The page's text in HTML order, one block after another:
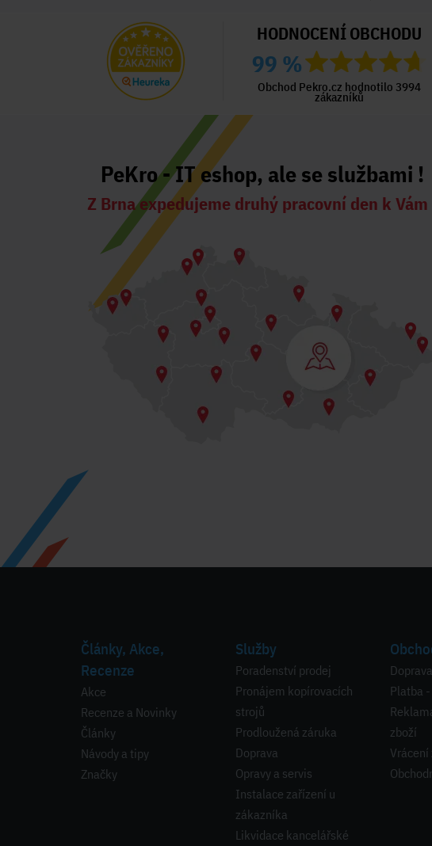
HODNOCENÍ OBCHODU
99 %
Obchod Pekro.cz hodnotilo 3994
zákazníků
Ověřený zákazník
Před 2 dny
Ověřený zákazník
Před 6 dny
Ověřený
Před 6 dny
PeKro - IT eshop, ale se službami !
Z Brna expedujeme druhý pracovní den k Vám
Články, Akce,
Recenze
Akce
Recenze a Novinky
Články
Návody a tipy
Značky
Služby
Poradenství prodej
Pronájem kopírovacích
strojů
Prodloužená záruka
Doprava
Opravy a servis
Instalace zařízení u
zákazníka
Likvidace kancelářské
Platba
zboží
Vrácení